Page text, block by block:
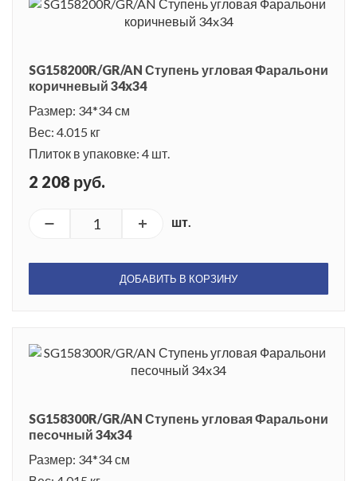
SG158200R/GR/AN Ступень угловая Фаральони
коричневый 34x34
Размер: 34*34 см
Вес: 4.015 кг
Плиток в упаковке: 4 шт.
2 208 руб.
шт.
ДОБАВИТЬ В КОРЗИНУ
SG158300R/GR/AN Ступень угловая Фаральони
песочный 34x34
Размер: 34*34 см